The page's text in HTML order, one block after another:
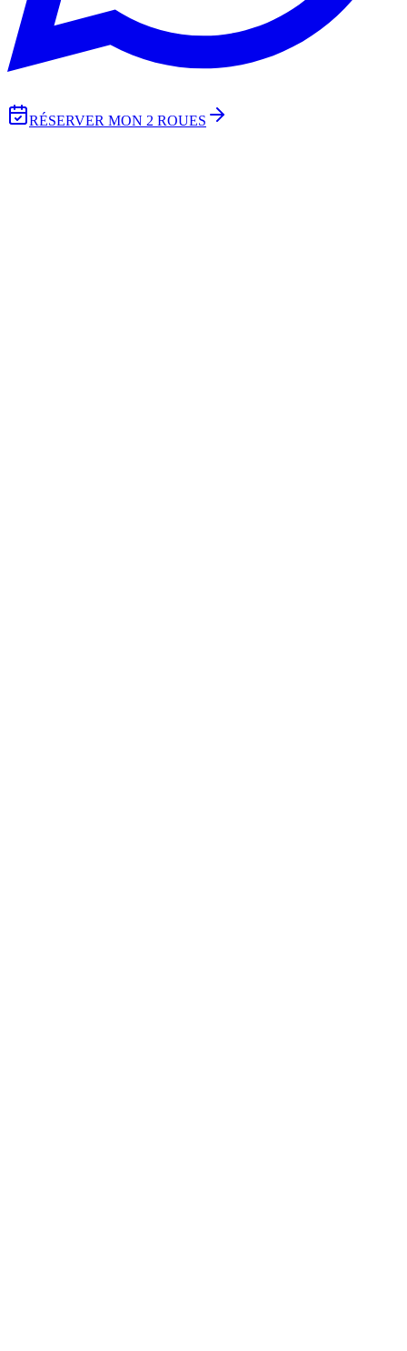
RÉSERVER MON 2 ROUES